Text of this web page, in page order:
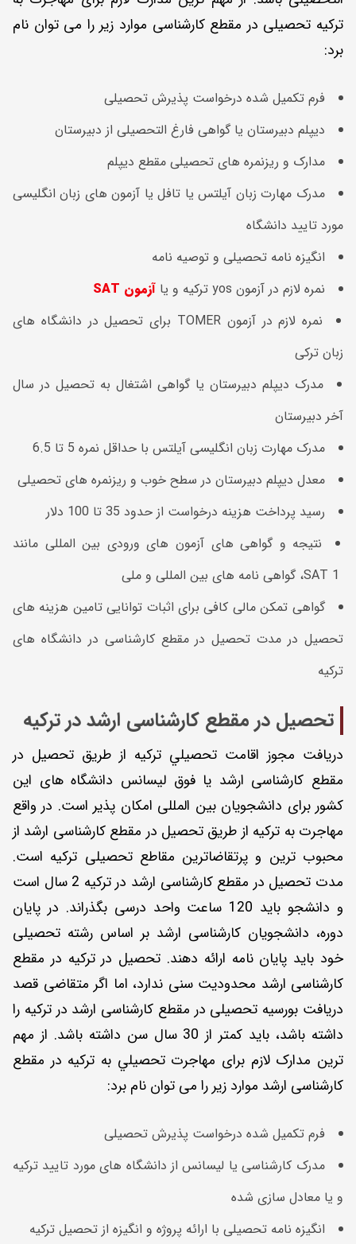
ترکیه تحصیلی در مقطع کارشناسی موارد زیر را می توان نام
برد:
فرم تکمیل شده درخواست پذیرش تحصیلی
دیپلم دبیرستان یا گواهی فارغ التحصیلی از دبیرستان
مدارک و ریزنمره های تحصیلی مقطع دیپلم
مدرک مهارت زبان آیلتس یا تافل یا آزمون های زبان انگلیسی
مورد تایید دانشگاه
انگیزه نامه تحصیلی و توصیه نامه
نمره لازم در آزمون yos ترکیه و یا
آزمون SAT
نمره لازم در آزمون TOMER برای تحصیل در دانشگاه های
زبان ترکی
مدرک دیپلم دبیرستان یا گواهی اشتغال به تحصیل در سال
آخر دبیرستان
مدرک مهارت زبان انگلیسی آیلتس با حداقل نمره 5 تا 6.5
معدل دیپلم دبیرستان در سطح خوب و ریزنمره های تحصیلی
رسید پرداخت هزینه درخواست از حدود 35 تا 100 دلار
نتیجه و گواهی های آزمون های ورودی بین المللی مانند
گواهی تمکن مالی کافی برای اثبات توانایی تامین هزینه های
تحصیل در مدت تحصیل در مقطع کارشناسی در دانشگاه های
ترکیه
تحصیل در مقطع کارشناسی ارشد در ترکیه
دریافت مجوز اقامت تحصیلي ترکیه از طریق تحصیل در
مقطع کارشناسی ارشد یا فوق لیسانس دانشگاه های این
کشور برای دانشجویان بین المللی امکان پذیر است. در واقع
مهاجرت به ترکیه از طریق تحصیل در مقطع کارشناسی ارشد از
محبوب ترین و پرتقاضاترین مقاطع تحصیلی ترکیه است.
مدت تحصیل در مقطع کارشناسی ارشد در ترکیه 2 سال است
و دانشجو باید 120 ساعت واحد درسی بگذراند. در پایان
دوره، دانشجویان کارشناسی ارشد بر اساس رشته تحصیلی
خود باید پایان نامه ارائه دهند. تحصیل در ترکیه در مقطع
کارشناسی ارشد محدودیت سنی ندارد، اما اگر متقاضی قصد
دریافت بورسیه تحصیلی در مقطع کارشناسی ارشد در ترکیه را
داشته باشد، باید کمتر از 30 سال سن داشته باشد. از مهم
ترین مدارک لازم برای مهاجرت تحصیلي به ترکیه در مقطع
کارشناسی ارشد موارد زیر را می توان نام برد:
فرم تکمیل شده درخواست پذیرش تحصیلی
مدرک کارشناسی یا لیسانس از دانشگاه های مورد تایید ترکیه
و یا معادل سازی شده
انگیزه نامه تحصیلی با ارائه پروژه و انگیزه از تحصیل ترکیه